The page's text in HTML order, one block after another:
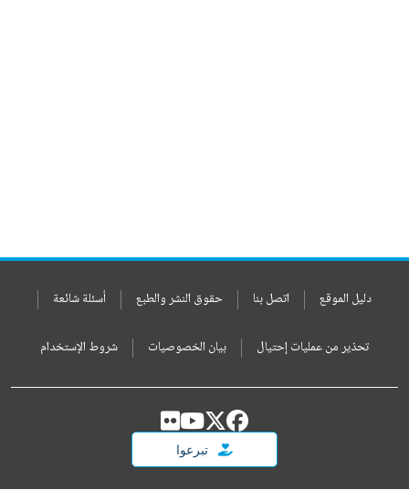
دليل الموقع اتصل بنا حقوق النشر والطبع أسئلة شائعة
تحذير من عمليات إحتيال بيان الخصوصيات شروط الإستخدام
تبرعوا